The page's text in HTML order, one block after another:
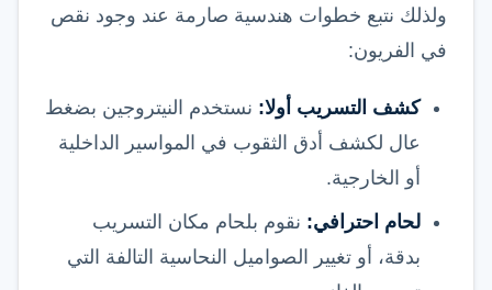
ولذلك نتبع خطوات هندسية صارمة عند وجود نقص
في الفريون:
كشف التسريب أولا: نستخدم النيتروجين بضغط
عال لكشف أدق الثقوب في المواسير الداخلية
أو الخارجية.
لحام احترافي: نقوم بلحام مكان التسريب
بدقة، أو تغيير الصواميل النحاسية التالفة التي